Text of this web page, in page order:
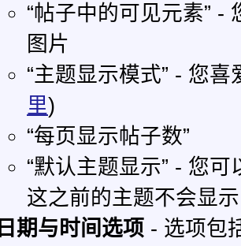
“帖子中的可见元素” -
图片
“主题显示模式” - 您
里)
“每页显示帖子数”
“默认主题显示” - 您
这之前的主题不会显
日期与时间选项 - 选项包